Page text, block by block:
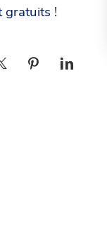
gratuits !